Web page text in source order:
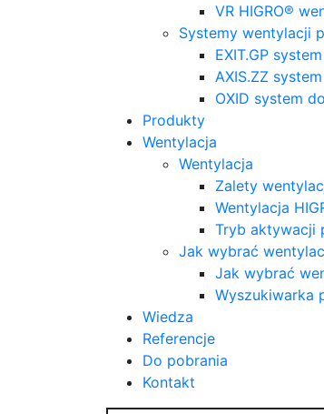
VR HIGRO®
Systemy wentylacji
EXIT.GP
AXIS.ZZ
OXID system
Produkty
Wentylacja
Wentylacja
Zalety
Wentylacja
Tryb aktywacji
Jak wybrać
Jak wybrać
Wyszukiwarka
Wiedza
Referencje
Do pobrania
Kontakt